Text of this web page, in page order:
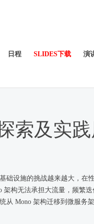
日程 SLIDES下载
演
索及实
础设施的挑战越来越大，在
架构无法承担大流量，频繁
从 Mono 架构迁移到微服务